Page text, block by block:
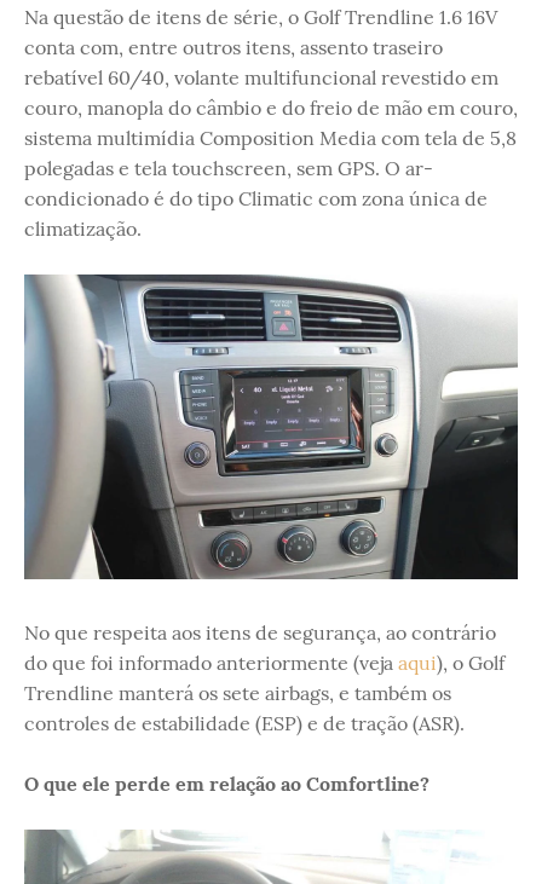
Na questão de itens de série, o Golf Trendline 1.6 16V
conta com, entre outros itens, assento traseiro
rebatível 60/40, volante multifuncional revestido em
couro, manopla do câmbio e do freio de mão em couro,
sistema multimídia Composition Media com tela de 5,8
polegadas e tela touchscreen, sem GPS. O ar-
condicionado é do tipo Climatic com zona única de
climatização.
No que respeita aos itens de segurança, ao contrário
do que foi informado anteriormente (veja aqui), o Golf
Trendline manterá os sete airbags, e também os
controles de estabilidade (ESP) e de tração (ASR).
O que ele perde em relação ao Comfortline?